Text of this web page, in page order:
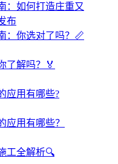
：如何打造庄重又
：你选对了吗？📏
了解吗？🏅
应用有哪些?
应用有哪些？
工全解析🔍